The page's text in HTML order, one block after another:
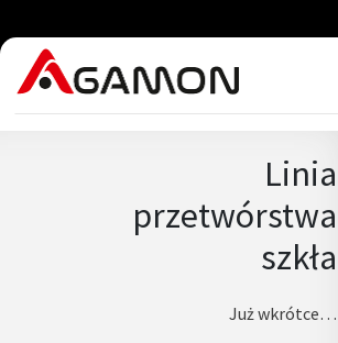
Linia
przetwórstwa
szkła
Już wkrótce…